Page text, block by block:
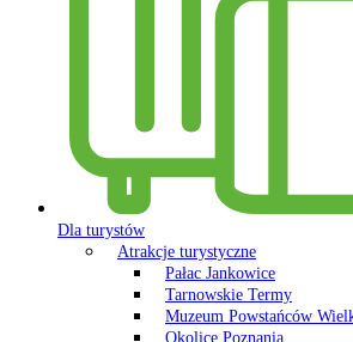
Dla turystów
Atrakcje turystyczne
Pałac Jankowice
Tarnowskie Termy
Muzeum Powstańców
Okolice Poznania